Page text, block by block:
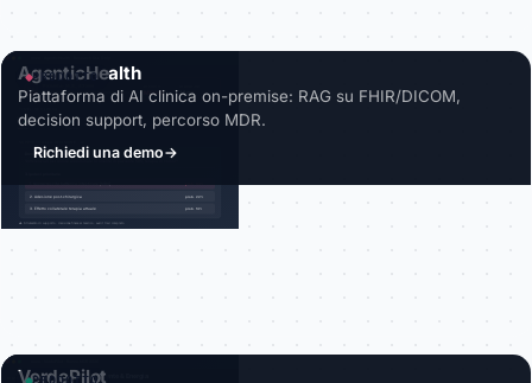
PRODOTTO
AgenticHealth
Piattaforma di AI clinica on-premise: RAG su FHIR/DICOM,
decision support, percorso MDR.
Richiedi una demo→
VerdePilot